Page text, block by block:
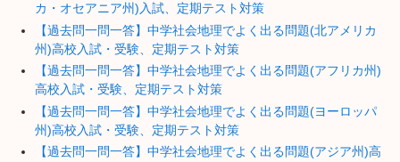
カ・オセアニア州)入試、定期テスト対策
【過去問一問一答】中学社会地理でよく出る問題(北アメリカ
州)高校入試・受験、定期テスト対策
【過去問一問一答】中学社会地理でよく出る問題(アフリカ州)
高校入試・受験、定期テスト対策
【過去問一問一答】中学社会地理でよく出る問題(ヨーロッパ
州)高校入試・受験、定期テスト対策
【過去問一問一答】中学社会地理でよく出る問題(アジア州)高